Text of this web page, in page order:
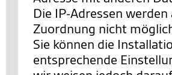
Die IP-Adressen
Zuordnung nicht
Sie können die
entsprechende